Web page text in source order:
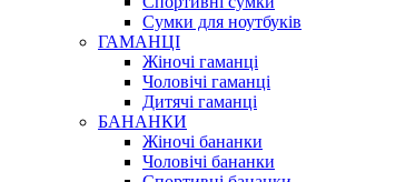
Сумки для ноутбуків
ГАМАНЦІ
Жіночі гаманці
Чоловічі гаманці
Дитячі гаманці
БАНАНКИ
Жіночі бананки
Чоловічі бананки